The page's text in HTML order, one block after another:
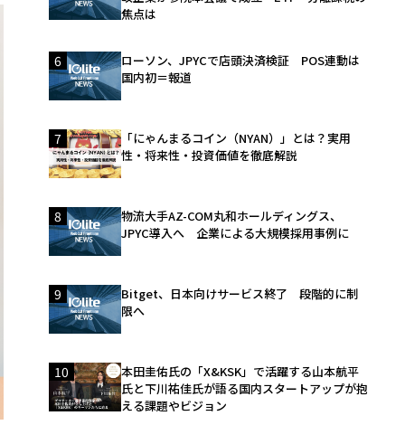
焦点は
6
ローソン、JPYCで店頭決済検証 POS連動は
国内初＝報道
7
「にゃんまるコイン（NYAN）」とは？実用
性・将来性・投資価値を徹底解説
8
物流大手AZ-COM丸和ホールディングス、
JPYC導入へ 企業による大規模採用事例に
9
Bitget、日本向けサービス終了 段階的に制
限へ
10
本田圭佑氏の「X&KSK」で活躍する山本航平
氏と下川祐佳氏が語る国内スタートアップが抱
える課題やビジョン